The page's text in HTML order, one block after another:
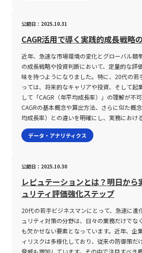
られます。 このように、ボラティリティを活
数値の意味合いや背景、そして計算方法に内
に理解することが投資リスクを抑制するため
ビジネスマンとして投資市場に挑む際には、
算方法を把握し、併せて市場全体の流動性や
た情報を統合的に評価する姿勢が必要です。 まとめ 本記事では、
資産運用や投資の際に欠かせない「ボラティ
て、専門的かつ実務的な視点から解説しまし
は、金融商品における価格変動の大きさを示
リカルボラティリティとインプライドボラテ
カテゴリーに分けられること、またその数値
く、低ければ安定的なリターンが期待できる
市場環境、銘柄ごとの特性といった多角的な
特に、短期トレードにおいては値動きの大き
で、中長期投資においては安定性の高い低ボ
利とされることから、投資目的に合わせた銘
ります。また、計算方法や流動性リスク、株
ラティリティの相対的な評価についても十分
ク管理策を講じることが必要です。2025年
の進歩や市場環境の多様化により、ボラティ
はより複雑化していますが、その分、精緻な
る。 ・ボラティリティの値動きを正確に把握
インジケーターを組み合わせた複合的な分析
済指標や市場ニュースと連動して発生する急
迅速な判断と柔軟な資金管理が求められる。
時には、意図通りの取引が成立しにくくなる
プレッドの拡大にも留意すべきである。 ・ボ
に高い局面では、自動売買ツールやストップ
対策を適切に用いることが重要である。 これ
た上で、ボラティリティを上手に活用するた
ることが、健全な資産運用につながる。 また、テクノロジーの進
展に伴い、2025年現在ではAIや機械学習を活
ィ予測ツールが登場しており、リアルタイム
の精度向上が期待できる。 しかしながら、こ
しすぎることなく、投資家自身の市場観察や
要視されるべきである。 市場の変化に応じ
論と実践を両立させたトレード手法の確立が
となるだろう。 まとめ 本記事では、「ボラティリティ」という金
融用語の意味やその種類、そして取引におけ
いて、具体的かつ詳細に解説してきた。 ボラ
市場における価格の変動率を示す指標であり
を評価し取引戦略を立案する際の重要な要素
特化したカスタマイズが難しい場合もありま
ミス型はシステムのカスタマイズが容易であ
コストがかかるという特徴があります。この
入計画を立案することが不可欠です。第三に
ベンダーの専門知識のレベルも導入の際に注
す。人事システムは、労働法改正や働き方改
化に迅速に適応する必要があるため、契約前
実績や技術的背景を十分に確認し、トラブル
できる体制が整っているかどうかを評価する
また、既存のシステムとの連携も見逃せませ
既存の勤怠管理システムや給与計算システム
となるため、相互の連携性が確保されている
も、利用する社員にとって操作性が低いと情
を招く恐れがあるため、トライアル運用やデ
どを通じて、現場視点での評価を十分に行うこ
とめ 本記事では、20代の若手ビジネスマンを対象に、最新のビジ
ネス環境において重要性を増している「人事
述しました。システム化された人事管理は、
による管理方法と比べ、情報の更新や一元管
ネジメントを通じた組織改善に大きく寄与し
テムの機能は採用管理、人事評価、勤怠・給
るためのツールとしてだけでなく、複数の施
討する際の意思決定プロセスの透明性を高め
有を促進する点にもあります。たとえば、新
ーケティング戦略の策定、業務効率化のため
ど、さまざまな局面で利用が可能です。さら
セスを通じて、感覚的・直感的な判断に偏る
的な根拠に基づいた意思決定をサポートする
となります。 デシジョンツリーの作成プロセス
ジョンツリーの作成プロセスは、基本的に4
す。まず第一に、検討すべきテーマと最終的
ことが必須です。この段階では、業務効率化
管理といった目的に対して、どのような評価
用コスト、期待される利益の増加やコスト削
を検討材料とします。 第二に、実際にツリ
アウト作成に着手します。まず意思決定ノー
し、その中に今回のテーマを明記します。そ
する選択肢を整理し、確率ノードやイベント
置き換えていきます。各選択肢について、さ
して、期待値や発生確率、各プロセスにおけ
値を添えることで、全体の評価精度が向上し
出された選択肢をもとに、段階的な分岐を展
特徴を一目で把握することが難しい場合に、
ことで全体の傾向や分布状況が明確に示され
均寿命のデータなど、さまざまな統計資料に
的に整理し、全体像や偏りを理解するための
あります。具体的な例を挙げると、アジア31
のデータでは、各国の寿命値を階級ごとに区
る国が多いのか、また各階級の相対的な割合
把握することが可能です。この考え方は、ビ
析や顧客属性の把握、商品需要の予測など、
することができ、データドリブンなアプロー
な役割を果たします。 度数分布の作成においては、「階級」「階
とであり、その区間内に含まれるデータ数を
トします。また、各階級の「階級値」とは、
値を意味し、一般的には階級の上下限の平均
えば、あるデータが「70歳以上75歳未満」と
れる場合、その階級値は (70＋75)÷2=72.5 と
り、度数分布表から全体の平均値を求める計
値×度数)／度数の合計）を用いて、具体的な
ことが可能となります。 さらに、度数分布表はグラフとして視覚
公開日：2025.10.31
CAGR活用で導く実践的成長戦略
近年、急速な市場環境の変化とグローバル競
の成長戦略や投資判断において、定量的な評
味を持つようになりました。特に、20代の若
っては、将来的なキャリアや投資、そして起
して「CAGR（年平均成長率）」の理解が不
CAGRの基本概念や算出方法、さらに似た概
均成長率）との違いを明確にし、実務におけ
ついて、専門的な視点から詳述するとともに
の意味合いと限界についても解説します。 CAGRとは CAGRとは、
初期値と最終値をもとに、年ごとの平均成長
のです。具体的には、年間毎に記録される売
が、どの程度のペースで増加したかを定量的
られます。例えば、ある企業の初年度売上が
終年度売上が300億円となった場合、単純な
を通しての実質的な増加率を示すために
お、CAGRは期間内の業績の波を平準化し、
短期的な変動要因を排除して中長期の成長ト
の有力なツールです。また、CAGRは従来の
データ・アナリティクス
公開日：2025.10.30
レピュテーションとは？明日から
ュリティ評価強化ステップ
20代の若手ビジネスマンにとって、急速に進
ュリティ対策の分野は、日々の業務だけでな
も欠かせない要素となっています。近年、企
ィリスクは多様化しており、従来の防御策だ
脅威も増加しています。その中で注目すべき